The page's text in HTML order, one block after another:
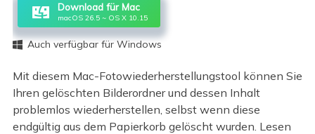
Download für Mac
macOS 26.5 ~ OS X 10.15
 Auch verfügbar für Windows
Mit diesem Mac-Fotowiederherstellungstool können Sie
Ihren gelöschten Bilderordner und dessen Inhalt
problemlos wiederherstellen, selbst wenn diese
endgültig aus dem Papierkorb gelöscht wurden. Lesen